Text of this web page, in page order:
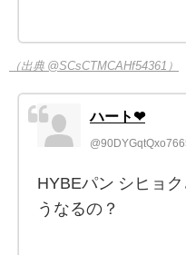
（出典 @SCsCTMCAHf54361）
ハート❤︎
HYBEパン シヒョ
うなるの？